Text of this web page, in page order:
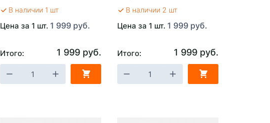
В наличии 1 шт
Цена за 1 шт. 1 999 руб.
Итого: 1 999 руб.
В наличии 2 шт
Цена за 1 шт. 1 999 руб.
Итого: 1 999 руб.